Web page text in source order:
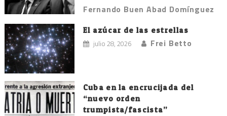
Fernando Buen Abad Domínguez
El azúcar de las estrellas
julio 28, 2026 Frei Betto
Cuba en la encrucijada del
“nuevo orden
trumpista/fascista”